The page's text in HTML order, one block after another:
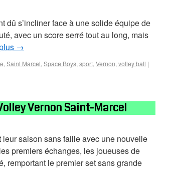
dû s’incliner face à une solide équipe de
avec un score serré tout au long, mais
→
, Saint Marcel, Space Boys, sport, Vernon, volley ball |
Vernon Saint-Marcel
saison sans faille avec une nouvelle
premiers échanges, les joueuses de
remportant le premier set sans grande